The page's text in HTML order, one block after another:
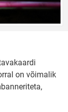
on võimalik